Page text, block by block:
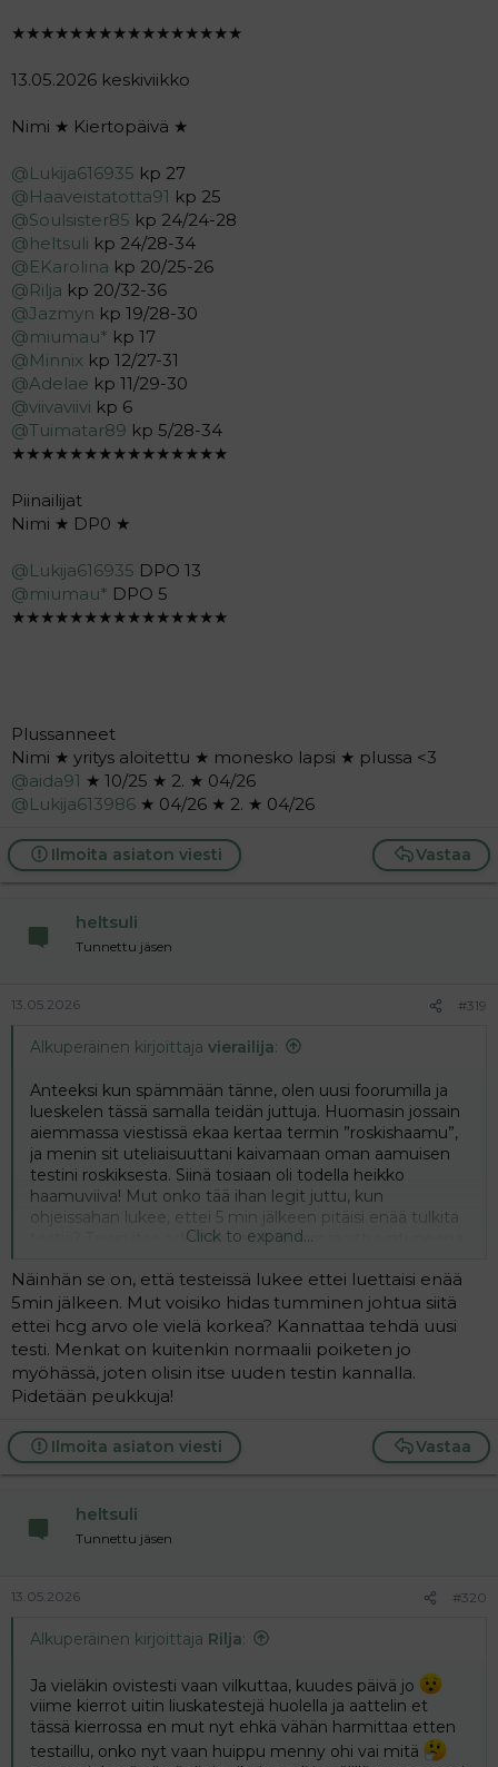
★★★★★★★★★★★★★★★★
13.05.2026 keskiviikko
Nimi ★ Kiertopäivä ★
@Lukija616935 kp 27
@Haaveistatotta91 kp 25
@Soulsister85 kp 24/24-28
@heltsuli kp 24/28-34
@EKarolina kp 20/25-26
@Rilja kp 20/32-36
@Jazmyn kp 19/28-30
@miumau* kp 17
@Minnix kp 12/27-31
@Adelae kp 11/29-30
@viivaviivi kp 6
@Tuimatar89 kp 5/28-34
★★★★★★★★★★★★★★★
Piinailijat
Nimi ★ DP0 ★
@Lukija616935 DPO 13
@miumau* DPO 5
★★★★★★★★★★★★★★★
Plussanneet
Nimi ★ yritys aloitettu ★ monesko lapsi ★ plussa <3
@aida91 ★ 10/25 ★ 2. ★ 04/26
@Lukija613986 ★ 04/26 ★ 2. ★ 04/26
Vastaa
Ilmoita asiaton viesti
heltsuli
Tunnettu jäsen
13.05.2026 #319
Alkuperäinen kirjoittaja vierailija:
Anteeksi kun spämmään tänne, olen uusi foorumilla ja
lueskelen tässä samalla teidän juttuja. Huomasin jossain
aiemmassa viestissä ekaa kertaa termin ”roskishaamu”,
ja menin sit uteliaisuuttani kaivamaan oman aamuisen
testini roskiksesta. Siinä tosiaan oli todella heikko
haamuviiva! Mut onko tää ihan legit juttu, kun
ohjeissahan lukee, ettei 5 min jälkeen pitäisi enää tulkita
testiä? Taisin itse odottaa sen pari min ja vttuuntuneena
Eli kannattaako tästä nyt innostua? Ajattelin varalta
testata pe uudestaan, jos ei menkat ennen sitä ala.
Click to expand...
Näinhän se on, että testeissä lukee ettei luettaisi enää
5min jälkeen. Mut voisiko hidas tumminen johtua siitä
ettei hcg arvo ole vielä korkea? Kannattaa tehdä uusi
testi. Menkat on kuitenkin normaalii poiketen jo
myöhässä, joten olisin itse uuden testin kannalla.
Pidetään peukkuja!
Vastaa
Ilmoita asiaton viesti
heltsuli
Tunnettu jäsen
13.05.2026 #320
Alkuperäinen kirjoittaja Rilja:
Ja vieläkin ovistesti vaan vilkuttaa, kuudes päivä jo
viime kierrot uitin liuskatestejä huolella ja aattelin et
tässä kierrossa en mut nyt ehkä vähän harmittaa etten
testaillu, onko nyt vaan huippu menny ohi vai mitä